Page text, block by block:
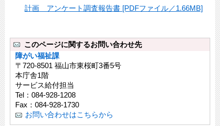
計画 アンケート調査報告書 [PDFファイル／1.66MB]
このページに関するお問い合わせ先
障がい福祉課
〒720-8501 福山市東桜町3番5号
本庁舎1階
サービス給付担当
Tel：084-928-1208
Fax：084-928-1730
お問い合わせはこちらから